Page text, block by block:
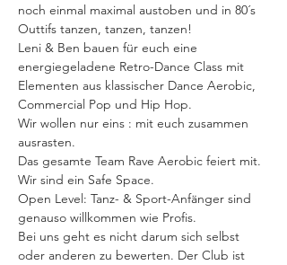
noch einmal maximal austoben und in 80´s
Outtifs tanzen, tanzen, tanzen!
Leni & Ben bauen für euch eine
energiegeladene Retro-Dance Class mit
Elementen aus klassischer Dance Aerobic,
Commercial Pop und Hip Hop.
Wir wollen nur eins : mit euch zusammen
ausrasten.
Das gesamte Team Rave Aerobic feiert mit.
Wir sind ein Safe Space.
Open Level: Tanz- & Sport-Anfänger sind
genauso willkommen wie Profis.
Bei uns geht es nicht darum sich selbst
oder anderen zu bewerten. Der Club ist